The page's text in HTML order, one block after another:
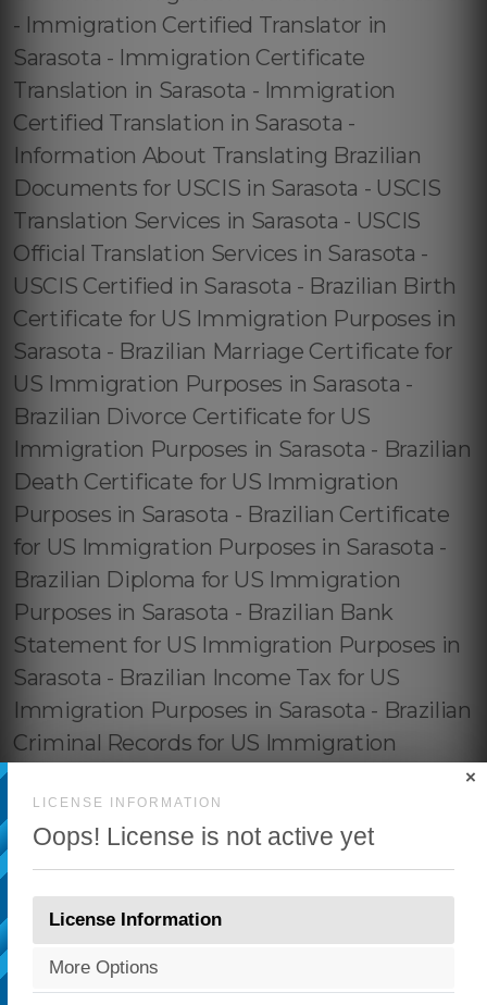
LICENSE INFORMATION
Oops! License is not active yet
×
License Information
More Options